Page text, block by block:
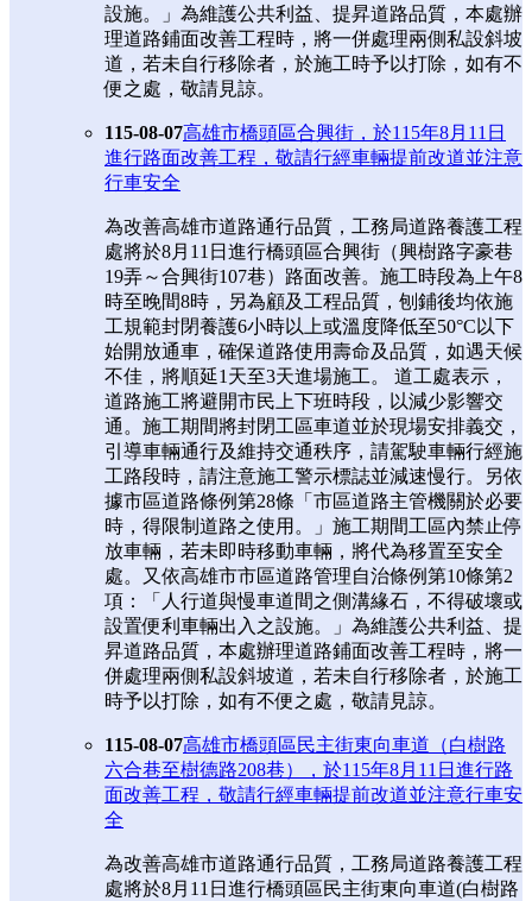
設施。」為維護公共利益、提昇道路品質，本處辦
理道路鋪面改善工程時，將一併處理兩側私設斜坡
道，若未自行移除者，於施工時予以打除，如有不
便之處，敬請見諒。
115-08-07高雄市橋頭區合興街，於115年8月11日
進行路面改善工程，敬請行經車輛提前改道並注意
行車安全
為改善高雄市道路通行品質，工務局道路養護工程
處將於8月11日進行橋頭區合興街（興樹路字豪巷
19弄～合興街107巷）路面改善。施工時段為上午8
時至晚間8時，另為顧及工程品質，刨鋪後均依施
工規範封閉養護6小時以上或溫度降低至50°C以下
始開放通車，確保道路使用壽命及品質，如遇天候
不佳，將順延1天至3天進場施工。 道工處表示，
道路施工將避開市民上下班時段，以減少影響交
通。施工期間將封閉工區車道並於現場安排義交，
引導車輛通行及維持交通秩序，請駕駛車輛行經施
工路段時，請注意施工警示標誌並減速慢行。另依
據市區道路條例第28條「市區道路主管機關於必要
時，得限制道路之使用。」施工期間工區內禁止停
放車輛，若未即時移動車輛，將代為移置至安全
處。又依高雄市市區道路管理自治條例第10條第2
項：「人行道與慢車道間之側溝緣石，不得破壞或
設置便利車輛出入之設施。」為維護公共利益、提
昇道路品質，本處辦理道路鋪面改善工程時，將一
併處理兩側私設斜坡道，若未自行移除者，於施工
時予以打除，如有不便之處，敬請見諒。
115-08-07高雄市橋頭區民主街東向車道（白樹路
六合巷至樹德路208巷），於115年8月11日進行路
面改善工程，敬請行經車輛提前改道並注意行車安
全
為改善高雄市道路通行品質，工務局道路養護工程
處將於8月11日進行橋頭區民主街東向車道(白樹路